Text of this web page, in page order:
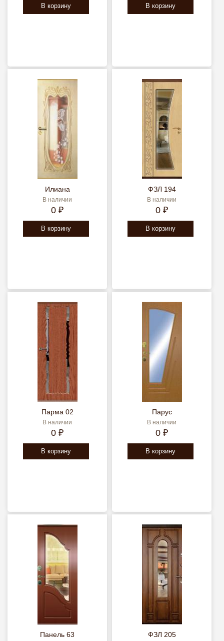
В корзину В корзину
Илиана
В наличии
0 ₽
В корзину
ФЗЛ 194
В наличии
0 ₽
В корзину
Парма 02
В наличии
0 ₽
В корзину
Парус
В наличии
0 ₽
В корзину
Панель 63 ФЗЛ 205